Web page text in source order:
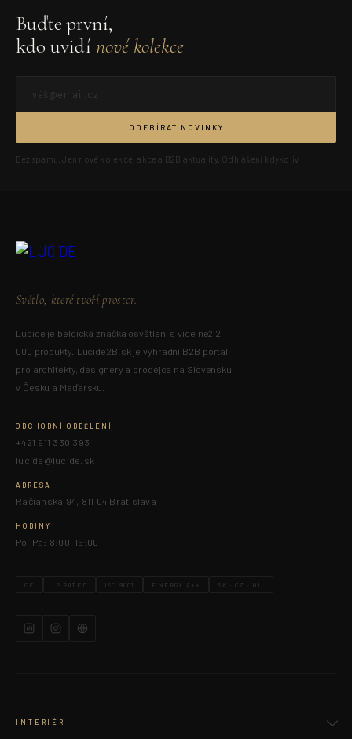
Buďte první,
kdo uvidí nové kolekce
ODEBÍRAT NOVINKY
Bez spamu. Jen nové kolekce, akce a B2B aktuality. Odhlášení kdykoliv.
Světlo, které tvoří prostor.
Lucide je belgická značka osvětlení s více než 2
000 produkty. Lucide2B.sk je výhradní B2B portál
pro architekty, designéry a prodejce na Slovensku,
v Česku a Maďarsku.
OBCHODNÍ ODDĚLENÍ
+421 911 330 393
lucide@lucide.sk
ADRESA
Račianska 94, 811 04 Bratislava
HODINY
Po–Pá: 8:00–16:00
CE IP RATED ISO 9001 ENERGY A++ SK · CZ · HU
INTERIÉR